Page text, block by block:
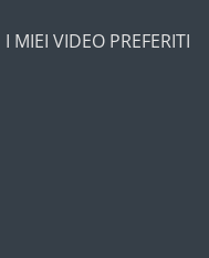
I MIEI VIDEO PREFERITI